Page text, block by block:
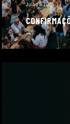
Julho 9, 2026